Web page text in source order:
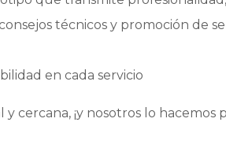
técnicos y promoción de
en cada servicio
cercana, ¡y nosotros lo hacemos